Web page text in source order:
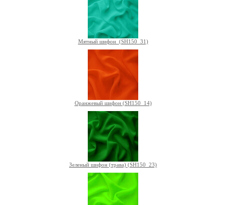
Мятный шифон (SH150_31)
Оранжевый шифон (SH150_14)
Зеленый шифон (трава) (SH150_23)